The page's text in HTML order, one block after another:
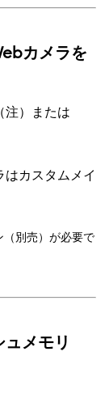
カメラを
）または
カスタムメイ
別売）が必要で
メモリ